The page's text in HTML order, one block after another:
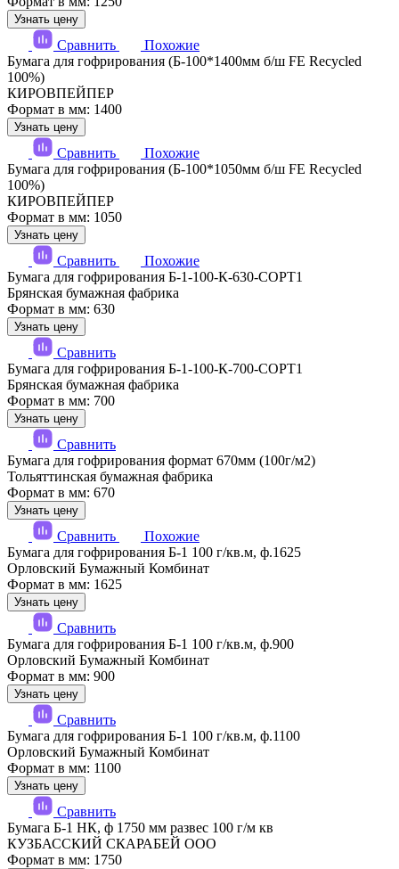
Узнать цену
Сравнить
Похожие
Бумага для гофрирования (Б-100*1400мм б/ш FE Recycled
100%)
КИРОВПЕЙПЕР
Формат в мм: 1400
Узнать цену
Сравнить
Похожие
Бумага для гофрирования (Б-100*1050мм б/ш FE Recycled
100%)
КИРОВПЕЙПЕР
Формат в мм: 1050
Узнать цену
Сравнить
Похожие
Бумага для гофрирования Б-1-100-К-630-СОРТ1
Брянская бумажная фабрика
Формат в мм: 630
Узнать цену
Сравнить
Бумага для гофрирования Б-1-100-К-700-СОРТ1
Брянская бумажная фабрика
Формат в мм: 700
Узнать цену
Сравнить
Бумага для гофрирования формат 670мм (100г/м2)
Тольяттинская бумажная фабрика
Формат в мм: 670
Узнать цену
Сравнить
Похожие
Бумага для гофрирования Б-1 100 г/кв.м, ф.1625
Орловский Бумажный Комбинат
Формат в мм: 1625
Узнать цену
Сравнить
Бумага для гофрирования Б-1 100 г/кв.м, ф.900
Орловский Бумажный Комбинат
Формат в мм: 900
Узнать цену
Сравнить
Бумага для гофрирования Б-1 100 г/кв.м, ф.1100
Орловский Бумажный Комбинат
Формат в мм: 1100
Узнать цену
Сравнить
Бумага Б-1 НК, ф 1750 мм развес 100 г/м кв
КУЗБАССКИЙ СКАРАБЕЙ ООО
Формат в мм: 1750